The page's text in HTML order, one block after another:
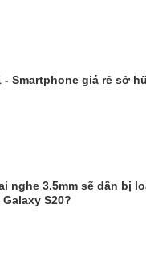
- Smartphone giá rẻ sở
nghe 3.5mm sẽ dần bị
S20?